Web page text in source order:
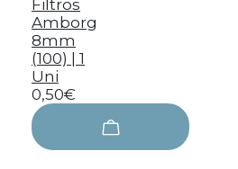
Filtros
Amborg
8mm
(100) | 1
Uni
0,50€